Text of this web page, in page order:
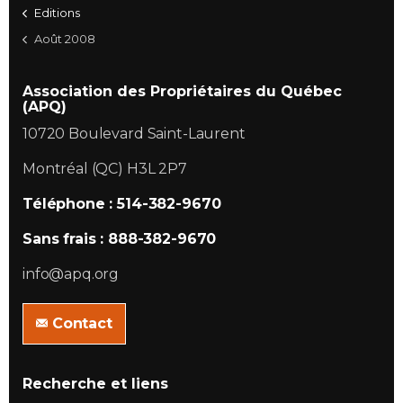
Editions
Août 2008
Association des Propriétaires du Québec
(APQ)
10720 Boulevard Saint-Laurent
Montréal (QC) H3L 2P7
Téléphone : 514-382-9670
Sans frais : 888-382-9670
info@apq.org
Contact
Recherche et liens